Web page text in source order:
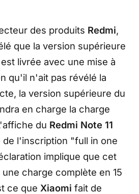
des produits Redmi,
que la version supérieure
est livrée avec une mise à
qu'il n'ait pas révélé la
la version supérieure du
en charge la charge
du Redmi Note 11
de l'inscription "full in one
implique que cet
charge complète en 15
ce que Xiaomi fait de